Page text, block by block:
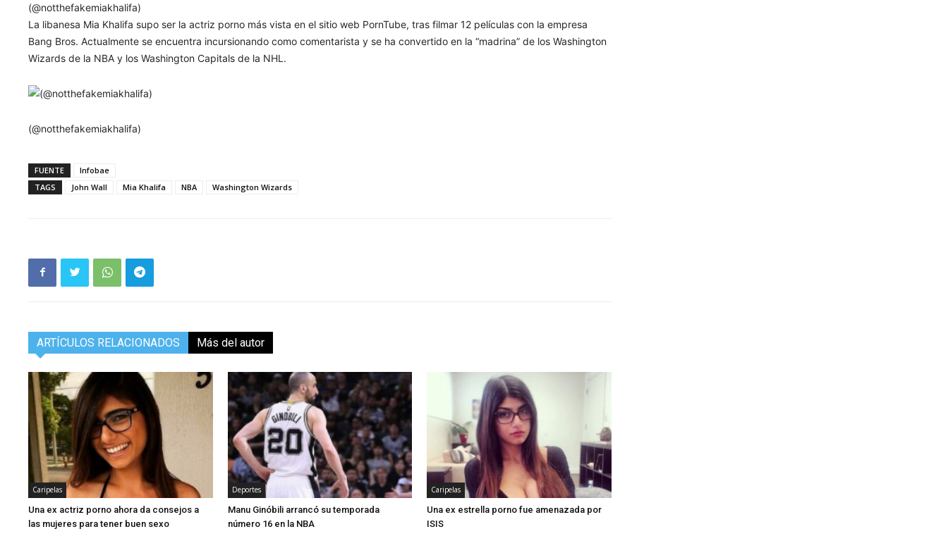
(@notthefakemiakhalifa)
La libanesa Mia Khalifa supo ser la actriz porno más vista en el sitio web PornTube, tras filmar 12 películas con la empresa
Bang Bros. Actualmente se encuentra incursionando como comentarista y se ha convertido en la “madrina” de los Washington
Wizards de la NBA y los Washington Capitals de la NHL.
(@notthefakemiakhalifa)
FUENTE
Infobae
TAGS
John Wall Mia Khalifa NBA Washington Wizards
ARTÍCULOS RELACIONADOS Más del autor
Caripelas
Una ex actriz porno ahora da consejos a
las mujeres para tener buen sexo
Deportes
Manu Ginóbili arrancó su temporada
número 16 en la NBA
Caripelas
Una ex estrella porno fue amenazada por
ISIS